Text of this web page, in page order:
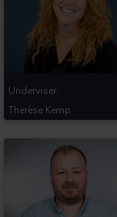
Underviser:
Therèse Kemp